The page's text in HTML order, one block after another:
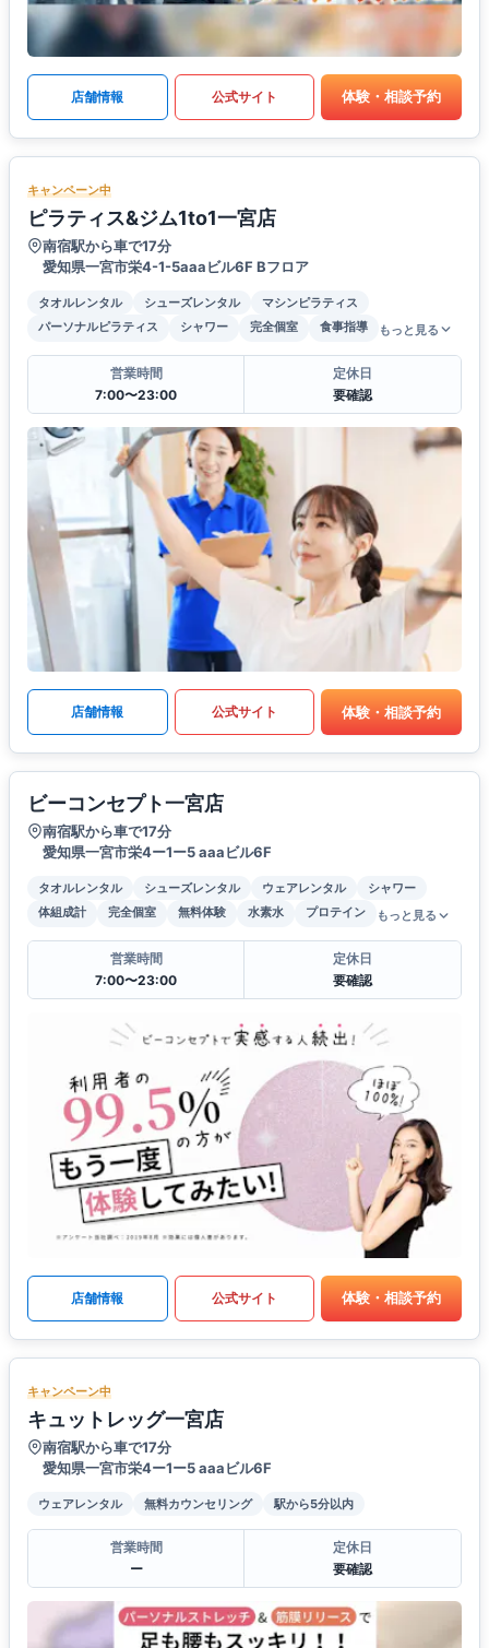
店舗情報 公式サイト 体験・相談予約
キャンペーン中
ピラティス&ジム1to1一宮店
南宿駅から車で17分
愛知県一宮市栄4-1-5aaaビル6F Bフロア
タオルレンタル シューズレンタル
マシンピラティス
パーソナルピラティス
シャワー 完全個室 食事指導 もっと見る
営業時間
7:00〜23:00
定休日
要確認
店舗情報 公式サイト 体験・相談予約
ビーコンセプト一宮店
南宿駅から車で17分
愛知県一宮市栄4ー1ー5 aaaビル6F
タオルレンタル シューズレンタル ウェアレンタル
シャワー
体組成計
完全個室 無料体験 水素水 プロテイン もっと見る
営業時間
7:00〜23:00
定休日
要確認
店舗情報 公式サイト 体験・相談予約
キャンペーン中
キュットレッグ一宮店
南宿駅から車で17分
愛知県一宮市栄4ー1ー5 aaaビル6F
ウェアレンタル 無料カウンセリング 駅から5分以内
営業時間
ー
定休日
要確認